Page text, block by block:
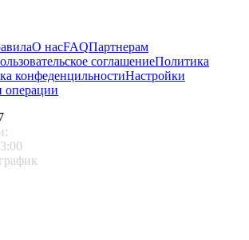
О насFAQПартнерам
соглашениеПолитика
конфеденцильностиНастройки